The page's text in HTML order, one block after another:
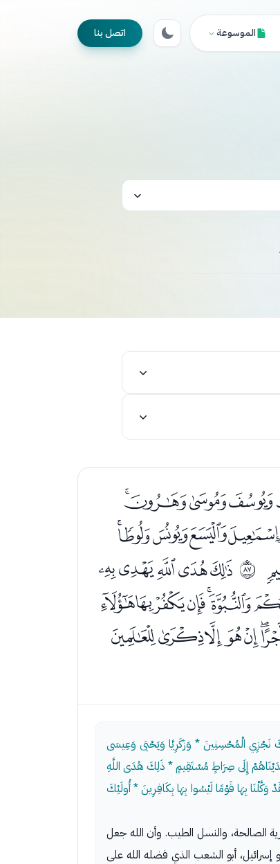
الموسوعة اتصل بنا
ﱖ ﮦﮧﮨﮩﮪ
نَجْزِي الْمُحْسِنِينَ * وَزَكَرِيَّا وَيَحْيَى وَعِيسَى
إِلَى صِرَاطٍ مُسْتَقِيمٍ * ذَلِكَ هُدَى اللَّهِ
بِهَا قَوْمًا لَيْسُوا بِهَا بِكَافِرِينَ * أُولَئِكَ
الصالحة، والنسل الطيب. وأن الله جعل
إسرائيل، أبو الشعب الذي فضله الله على